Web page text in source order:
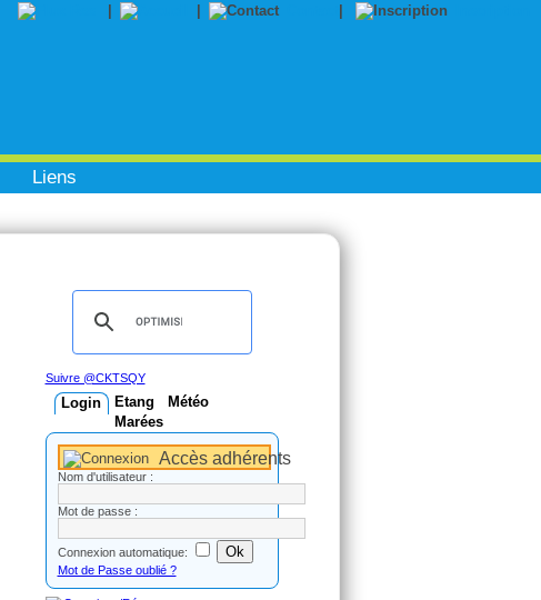
Liens
Suivre @CKTSQY
Login Etang
Météo
Marées
Accès adhérents
Nom d'utilisateur :
Mot de passe :
Connexion automatique:
Mot de Passe oublié ?